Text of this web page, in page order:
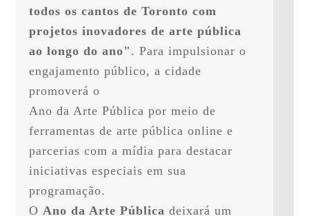
todos os cantos de Toronto com
projetos inovadores de arte pública
ao longo do ano" . Para impulsionar o
engajamento público, a cidade
promoverá o
Ano da Arte Pública por meio de
ferramentas de arte pública online e
parcerias com a mídia para destacar
iniciativas especiais em sua
programação.
O Ano da Arte Pública deixará um